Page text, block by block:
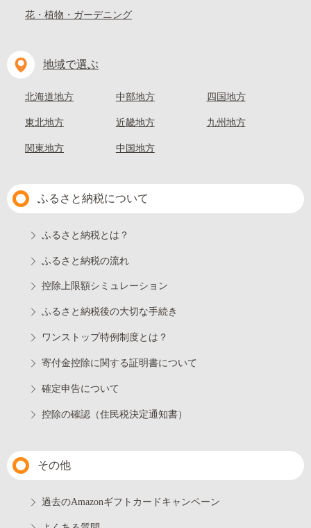
花・植物・ガーデニング
地域で選ぶ
北海道地方
東北地方
関東地方
中部地方
近畿地方
中国地方
四国地方
九州地方
ふるさと納税について
ふるさと納税とは？
ふるさと納税の流れ
控除上限額シミュレーション
ふるさと納税後の大切な手続き
ワンストップ特例制度とは？
寄付金控除に関する証明書について
確定申告について
控除の確認（住民税決定通知書）
その他
過去のAmazonギフトカードキャンペーン